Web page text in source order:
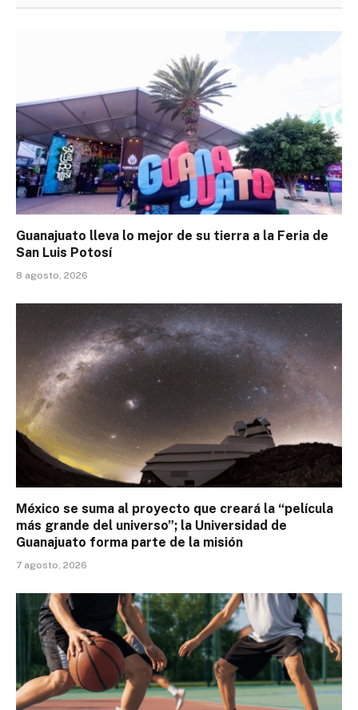
Guanajuato lleva lo mejor de su tierra a la Feria de
San Luis Potosí
8 agosto, 2026
México se suma al proyecto que creará la “película
más grande del universo”; la Universidad de
Guanajuato forma parte de la misión
7 agosto, 2026